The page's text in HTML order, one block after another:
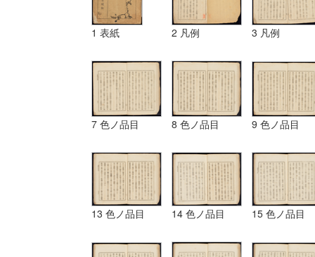
1 表紙 2 凡例 3 凡例
7 色ノ品目 8 色ノ品目 9 色ノ品目
13 色ノ品目 14 色ノ品目 15 色ノ品目